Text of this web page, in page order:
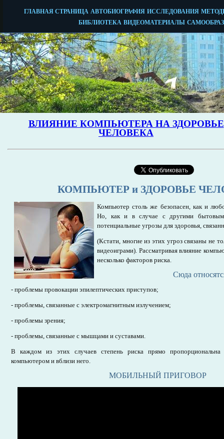
КОМПЬЮТЕР и ЗДОРОВЬЕ
Компьютер столь же безопасен, как и
Но, как и в случае с другими
потенциальные угрозы для здоровья,
(Кстати, многие из этих угроз связаны не
видеоиграми). Рассматривая влияние
несколько факторов риска.
Сюда
- проблемы провокации эпилептических приступов;
- проблемы, связанные с электромагнитным излучением;
- проблемы зрения;
- проблемы, связанные с мышцами и суставами.
В каждом из этих случаев степень риска прямо
компьютером и вблизи него.
МОБИЛЬНЫЙ ПРИГОВОР